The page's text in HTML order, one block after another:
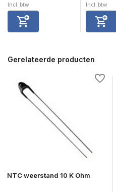
Incl. btw Incl. btw
Gerelateerde producten
NTC weerstand 10 K Ohm